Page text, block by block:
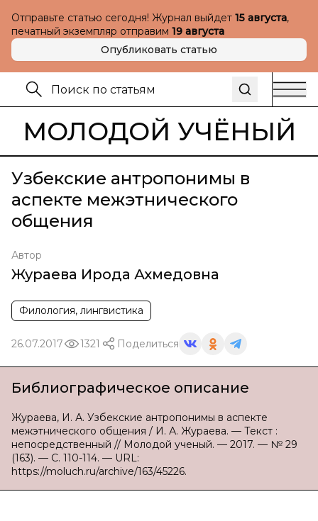
Отправьте статью сегодня! Журнал выйдет 15 августа,
печатный экземпляр отправим 19 августа
Опубликовать статью
МОЛОДОЙ УЧЁНЫЙ
Узбекские антропонимы в
аспекте межэтнического
общения
Автор
Жураева Ирода Ахмедовна
Филология, лингвистика
26.07.2017 1321 Поделиться
Библиографическое описание
Жураева, И. А. Узбекские антропонимы в аспекте
межэтнического общения / И. А. Жураева. — Текст :
непосредственный // Молодой ученый. — 2017. — № 29
(163). — С. 110-114. — URL:
https://moluch.ru/archive/163/45226.